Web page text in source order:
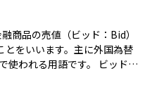
用でも、たとえば外国株や
際に、どの為替レートを基準
ートを使うことで、一時的な
安定した判断がしやすくなり
商品の売値（ビッド：Bid）
とをいいます。主に外国為替
れる用語です。 ビッド